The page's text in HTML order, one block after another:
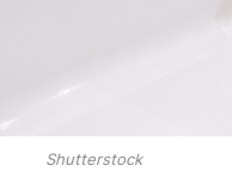
Shutterstock